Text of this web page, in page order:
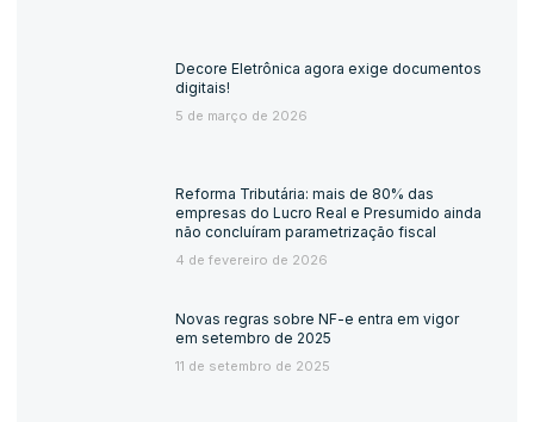
Decore Eletrônica agora exige documentos
digitais!
5 de março de 2026
Reforma Tributária: mais de 80% das
empresas do Lucro Real e Presumido ainda
não concluíram parametrização fiscal
4 de fevereiro de 2026
Novas regras sobre NF-e entra em vigor
em setembro de 2025
11 de setembro de 2025